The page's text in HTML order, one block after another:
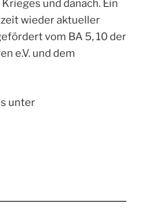
und danach. Ein
wieder aktueller
vom BA 5, 10 der
e.V. und dem
unter